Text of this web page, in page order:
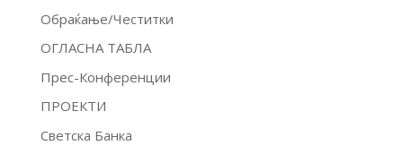
Обраќање/Честитки
ОГЛАСНА ТАБЛА
Прес-Конференции
ПРОЕКТИ
Светска Банка